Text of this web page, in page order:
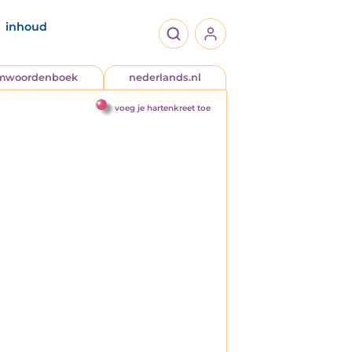
inhoud
nederlands.nl
voeg je hartenkreet toe